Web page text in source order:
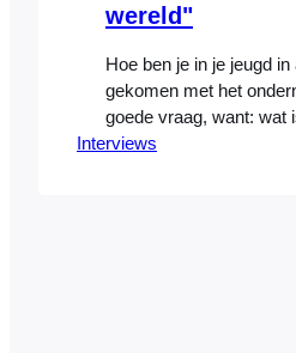
wereld"
Hoe ben je in je jeugd
gekomen met het
goede vraag, want: wat
De meeste mensen
Interviews